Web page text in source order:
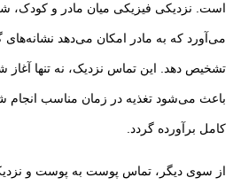
است. نزدیکی فیزیکی میان مادر و کودک،
می‌آورد که به مادر امکان می‌دهد نشانه‌های
تشخیص دهد. این تماس نزدیک، نه تنها آغاز
باعث می‌شود تغذیه در زمان مناسب انجام
کامل برآورده گردد.
از سوی دیگر، تماس پوست به پوست و